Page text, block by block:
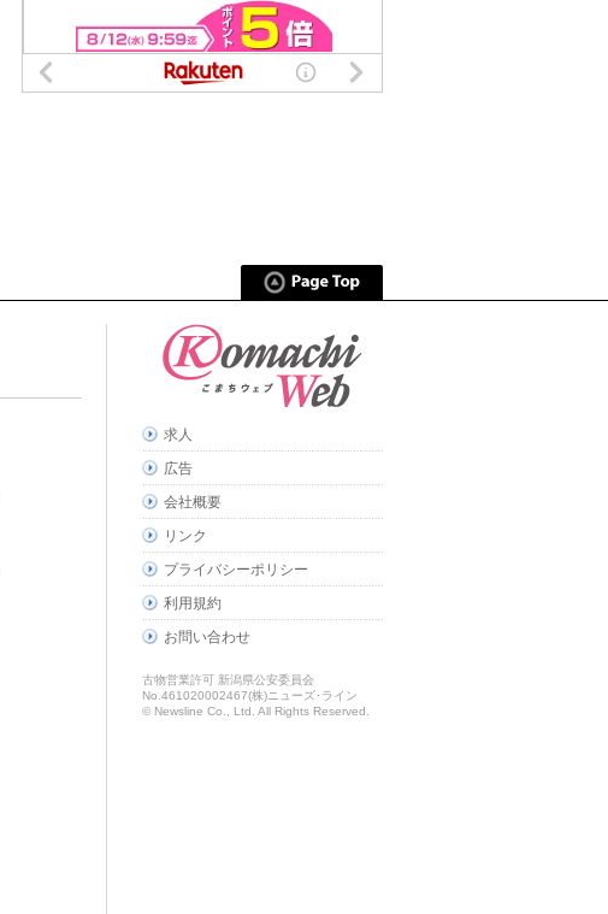
求人
広告
会社概要
リンク
プライバシーポリシー
利用規約
お問い合わせ
古物営業許可 新潟県公安委員会
No.461020002467(株)ニューズ･ライン
© Newsline Co., Ltd. All Rights Reserved.